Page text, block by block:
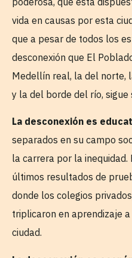
vida en causas por esta
que a pesar de todos los
desconexión que El
Medellín real, la del norte,
y la del borde del río, sigue
La desconexión es
separados en su campo
la carrera por la inequidad.
últimos resultados de
donde los colegios
triplicaron en aprendizaje
ciudad.